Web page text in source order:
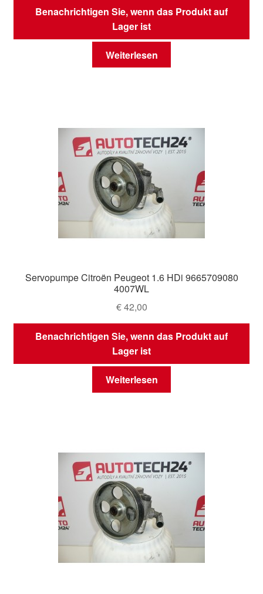
Benachrichtigen Sie, wenn das Produkt auf
Lager ist
Weiterlesen
Servopumpe Citroën Peugeot 1.6 HDi 9665709080
4007WL
€42,00
Benachrichtigen Sie, wenn das Produkt auf
Lager ist
Weiterlesen